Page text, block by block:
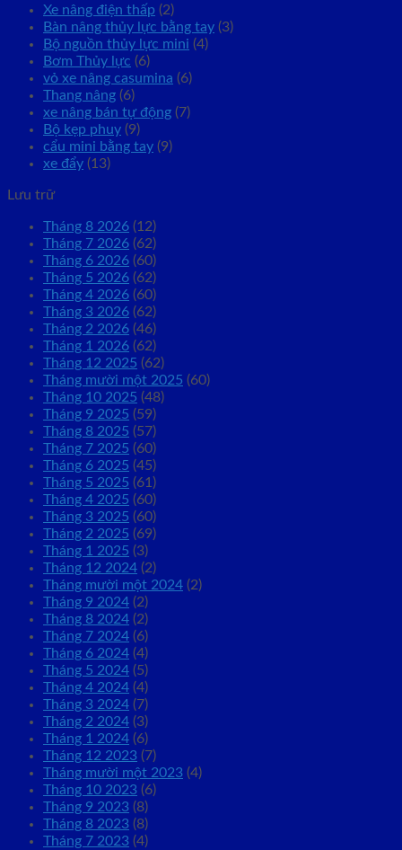
Xe nâng điện thấp (2)
Bàn nâng thủy lực bằng tay (3)
Bộ nguồn thủy lực mini (4)
Bơm Thủy lực (6)
vỏ xe nâng casumina (6)
Thang nâng (6)
xe nâng bán tự động (7)
Bộ kẹp phuy (9)
cẩu mini bằng tay (9)
xe đẩy (13)
Lưu trữ
Tháng 8 2026 (12)
Tháng 7 2026 (62)
Tháng 6 2026 (60)
Tháng 5 2026 (62)
Tháng 4 2026 (60)
Tháng 3 2026 (62)
Tháng 2 2026 (46)
Tháng 1 2026 (62)
Tháng 12 2025 (62)
Tháng mười một 2025 (60)
Tháng 10 2025 (48)
Tháng 9 2025 (59)
Tháng 8 2025 (57)
Tháng 7 2025 (60)
Tháng 6 2025 (45)
Tháng 5 2025 (61)
Tháng 4 2025 (60)
Tháng 3 2025 (60)
Tháng 2 2025 (69)
Tháng 1 2025 (3)
Tháng 12 2024 (2)
Tháng mười một 2024 (2)
Tháng 9 2024 (2)
Tháng 8 2024 (2)
Tháng 7 2024 (6)
Tháng 6 2024 (4)
Tháng 5 2024 (5)
Tháng 4 2024 (4)
Tháng 3 2024 (7)
Tháng 2 2024 (3)
Tháng 1 2024 (6)
Tháng 12 2023 (7)
Tháng mười một 2023 (4)
Tháng 10 2023 (6)
Tháng 9 2023 (8)
Tháng 8 2023 (8)
Tháng 7 2023 (4)